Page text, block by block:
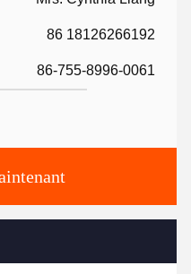
86 18126266192
86-755-8996-0061